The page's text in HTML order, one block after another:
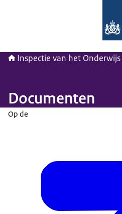
Inspectie van het Onderwijs
Documenten
Op de